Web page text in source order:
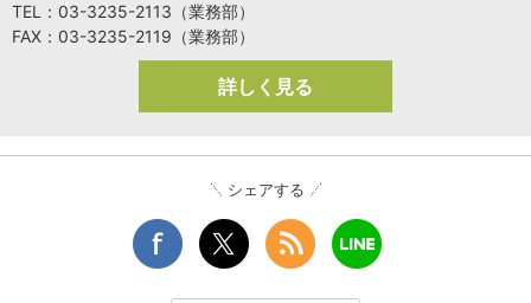
TEL：03-3235-2113（業務部）
FAX：03-3235-2119（業務部）
詳しく見る
シェアする